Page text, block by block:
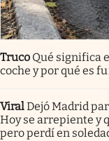
Truco Qué significa
coche y por qué es
ViralDejó Madrid
Hoy se arrepiente y
pero perdí en